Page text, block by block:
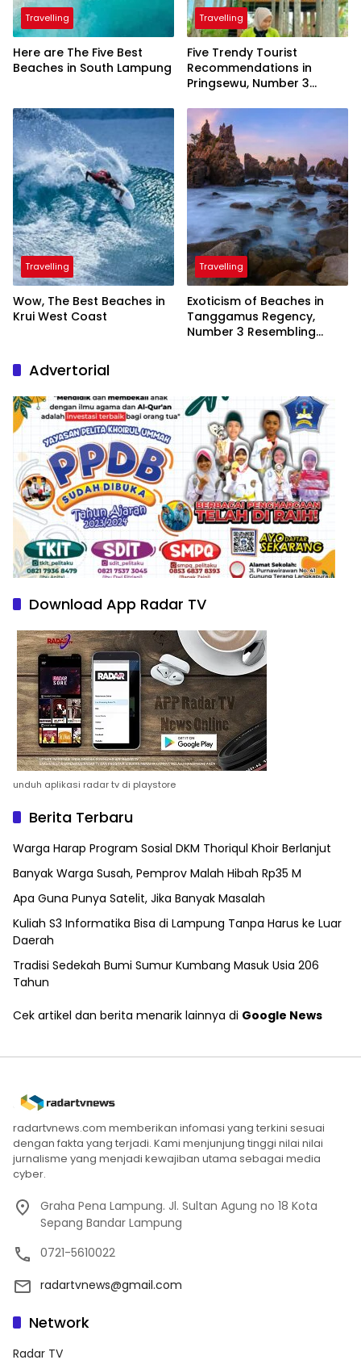
Travelling
Here are The Five Best
Beaches in South Lampung
Travelling
Five Trendy Tourist
Recommendations in
Pringsewu, Number 3
President
Travelling
Wow, The Best Beaches in
Krui West Coast
Travelling
Exoticism of Beaches in
Tanggamus Regency,
Number 3 Resembling
Advertorial
Download App Radar TV
unduh aplikasi radar tv di playstore
Berita Terbaru
Warga Harap Program Sosial DKM Thoriqul Khoir Berlanjut
Banyak Warga Susah, Pemprov Malah Hibah Rp35 M
Apa Guna Punya Satelit, Jika Banyak Masalah
Kuliah S3 Informatika Bisa di Lampung Tanpa Harus ke Luar
Daerah
Tradisi Sedekah Bumi Sumur Kumbang Masuk Usia 206
Tahun
Cek artikel dan berita menarik lainnya di Google News
radartvnews.com memberikan infomasi yang terkini sesuai
dengan fakta yang terjadi. Kami menjunjung tinggi nilai nilai
jurnalisme yang menjadi kewajiban utama sebagai media
cyber.
Graha Pena Lampung. Jl. Sultan Agung no 18 Kota
Sepang Bandar Lampung
0721-5610022
radartvnews@gmail.com
Network
Radar TV